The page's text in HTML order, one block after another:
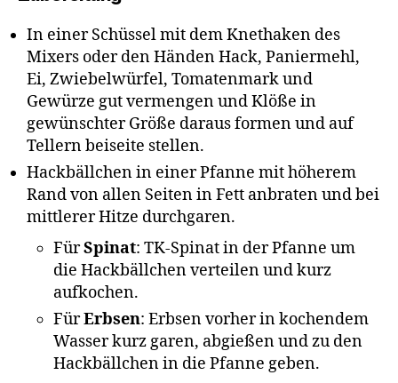
In einer Schüssel mit dem Knethaken des
Mixers oder den Händen Hack, Paniermehl,
Ei, Zwiebelwürfel, Tomatenmark und
Gewürze gut vermengen und Klöße in
gewünschter Größe daraus formen und auf
Tellern beiseite stellen.
Hackbällchen in einer Pfanne mit höherem
Rand von allen Seiten in Fett anbraten und bei
mittlerer Hitze durchgaren.
FürSpinat: TK-Spinat in der Pfanne um
die Hackbällchen verteilen und kurz
aufkochen.
FürErbsen: Erbsen vorher in kochendem
Wasser kurz garen, abgießen und zu den
Hackbällchen in die Pfanne geben.